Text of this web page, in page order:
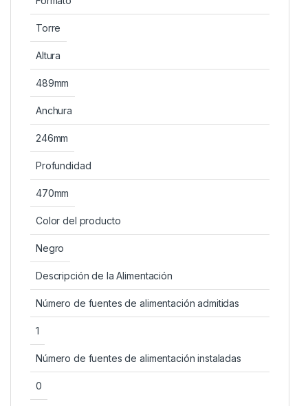
Torre
Altura
489mm
Anchura
246mm
Profundidad
470mm
Color del producto
Negro
Descripción de la Alimentación
Número de fuentes de alimentación admitidas
1
Número de fuentes de alimentación instaladas
0